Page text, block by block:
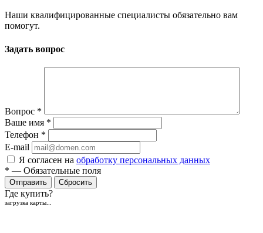
Наши квалифицированные специалисты обязательно вам
помогут.
Задать вопрос
Вопрос *
Ваше имя *
Телефон *
E-mail
Я согласен на обработку персональных данных
* — Обязательные поля
Отправить Сбросить
Где купить?
загрузка карты...